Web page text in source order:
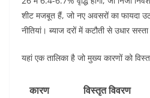
शीट मजबूत हैं, जो नए अवसरों का फायदा
नीतियां। ब्याज दरों में कटौती से उधार सस्ता
यहां एक तालिका है जो मुख्य कारणों को
कारण विस्तृत विवरण